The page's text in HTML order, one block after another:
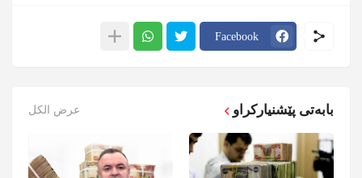
Facebook
بابەتی پێشنیارکراو عرض الكل